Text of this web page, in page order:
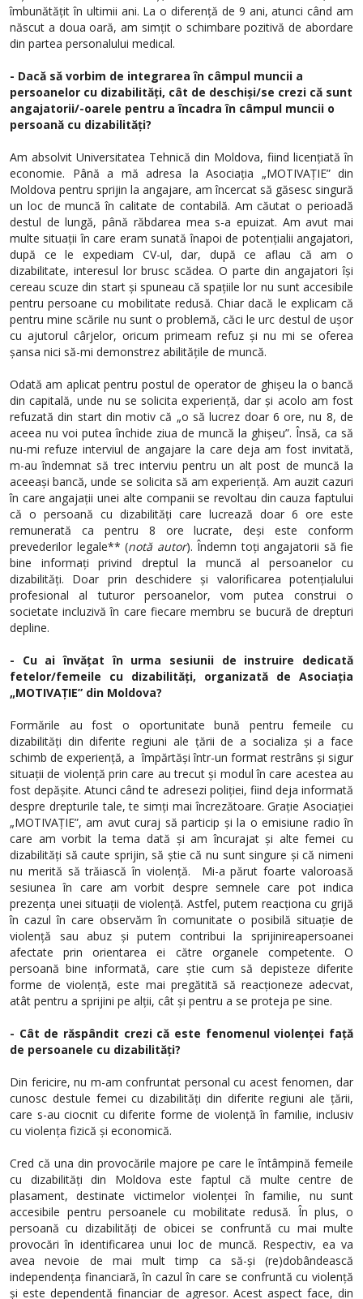
îmbunătățit în ultimii ani. La o diferență de 9 ani, atunci când am
născut a doua oară, am simțit o schimbare pozitivă de abordare
din partea personalului medical.
- Dacă să vorbim de integrarea în câmpul muncii a
persoanelor cu dizabilități, cât de deschiși/se crezi că sunt
angajatorii/-oarele pentru a încadra în câmpul muncii o
persoană cu dizabilități?
Am absolvit Universitatea Tehnică din Moldova, fiind licențiată în
economie. Până a mă adresa la Asociația „MOTIVAȚIE” din
Moldova pentru sprijin la angajare, am încercat să găsesc singură
un loc de muncă în calitate de contabilă. Am căutat o perioadă
destul de lungă, până răbdarea mea s-a epuizat. Am avut mai
multe situații în care eram sunată înapoi de potențialii angajatori,
după ce le expediam CV-ul, dar, după ce aflau că am o
dizabilitate, interesul lor brusc scădea. O parte din angajatori își
cereau scuze din start și spuneau că spațiile lor nu sunt accesibile
pentru persoane cu mobilitate redusă. Chiar dacă le explicam că
pentru mine scările nu sunt o problemă, căci le urc destul de ușor
cu ajutorul cârjelor, oricum primeam refuz și nu mi se oferea
șansa nici să-mi demonstrez abilitățile de muncă.
Odată am aplicat pentru postul de operator de ghișeu la o bancă
din capitală, unde nu se solicita experiență, dar și acolo am fost
refuzată din start din motiv că „o să lucrez doar 6 ore, nu 8, de
aceea nu voi putea închide ziua de muncă la ghișeu”. Însă, ca să
nu-mi refuze interviul de angajare la care deja am fost invitată,
m-au îndemnat să trec interviu pentru un alt post de muncă la
aceeași bancă, unde se solicita să am experiență. Am auzit cazuri
în care angajații unei alte companii se revoltau din cauza faptului
că o persoană cu dizabilități care lucrează doar 6 ore este
remunerată ca pentru 8 ore lucrate, deși este conform
prevederilor legale** (notă autor). Îndemn toți angajatorii să fie
bine informați privind dreptul la muncă al persoanelor cu
dizabilități. Doar prin deschidere și valorificarea potențialului
profesional al tuturor persoanelor, vom putea construi o
societate incluzivă în care fiecare membru se bucură de drepturi
depline.
- Cu ai învățat în urma sesiunii de instruire dedicată
fetelor/femeile cu dizabilități, organizată de Asociația
„MOTIVAȚIE” din Moldova?
Formările au fost o oportunitate bună pentru femeile cu
dizabilități din diferite regiuni ale țării de a socializa și a face
schimb de experiență, a împărtăși într-un format restrâns și sigur
situații de violență prin care au trecut și modul în care acestea au
fost depășite. Atunci când te adresezi poliției, fiind deja informată
despre drepturile tale, te simți mai încrezătoare. Grație Asociației
„MOTIVAȚIE”, am avut curaj să particip și la o emisiune radio în
care am vorbit la tema dată și am încurajat și alte femei cu
dizabilități să caute sprijin, să știe că nu sunt singure și că nimeni
nu merită să trăiască în violență. Mi-a părut foarte valoroasă
sesiunea în care am vorbit despre semnele care pot indica
prezența unei situații de violență. Astfel, putem reacționa cu grijă
în cazul în care observăm în comunitate o posibilă situație de
violență sau abuz și putem contribui la sprijinireapersoanei
afectate
prin orientarea ei către organele competente. O
persoană bine informată, care știe cum să depisteze diferite
forme de violență, este mai pregătită să reacționeze adecvat,
atât pentru a sprijini pe alții, cât și pentru a se proteja pe sine.
- Cât de răspândit crezi că este fenomenul violenței față
de persoanele cu dizabilități?
Din fericire, nu m-am confruntat personal cu acest fenomen, dar
cunosc destule femei cu dizabilități din diferite regiuni ale țării,
care s-au ciocnit cu diferite forme de violență în familie, inclusiv
cu violența fizică și economică.
Cred că una din provocările majore pe care le întâmpină femeile
cu dizabilități din Moldova este faptul că multe centre de
plasament, destinate victimelor violenței în familie, nu sunt
accesibile pentru persoanele cu mobilitate redusă. În plus, o
persoană cu dizabilități de obicei se confruntă cu mai multe
provocări în identificarea unui loc de muncă. Respectiv, ea va
avea nevoie de mai mult timp ca să-și (re)dobândească
independența financiară, în cazul în care se confruntă cu violență
și este dependentă financiar de agresor. Acest aspect face, din